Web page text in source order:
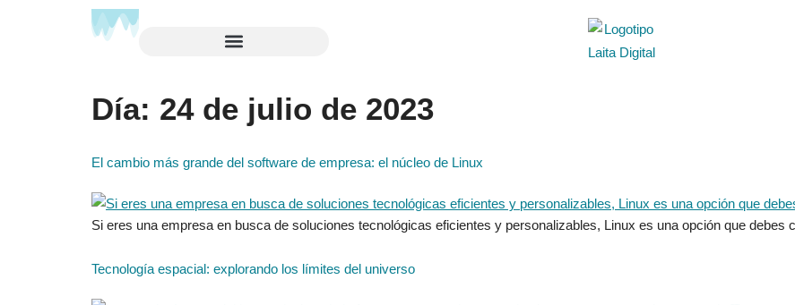
Día: 24 de julio de 2023
El cambio más grande del software de empresa: el núcleo de Linux
Si eres una empresa en busca de soluciones tecnológicas eficientes y personalizables, Linux es una opción que debes
Tecnología espacial: explorando los límites del universo